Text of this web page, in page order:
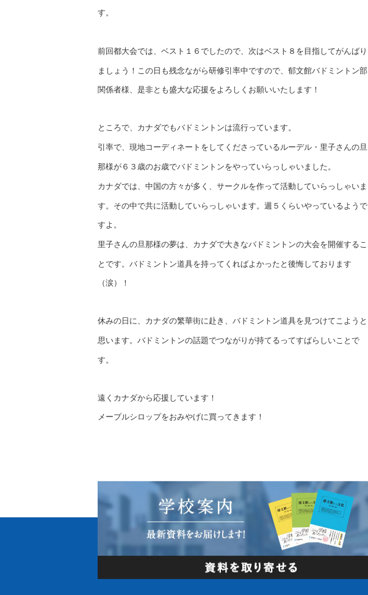
す。
前回都大会では、ベスト１６でしたので、次はベスト８を目指してがんばり
ましょう！ この日も残念ながら研修引率中ですので、郁文館バドミントン部
関係者様、是非とも盛大な応援をよろしくお願いいたします！
ところで、カナダでもバドミントンは流行っています。
引率で、現地コーディネートをしてくださっているルーデル・里子さんの旦
那様が６３歳のお歳でバドミントンをやっていらっしゃいました。
カナダでは、中国の方々が多く、サークルを作って活動していらっしゃいま
す。 その中で共に活動していらっしゃいます。週５くらいやっているようで
すよ。
里子さんの旦那様の夢は、カナダで大きなバドミントンの大会を開催するこ
とです。 バドミントン道具を持ってくればよかったと後悔しております
（涙）！
休みの日に、カナダの繁華街に赴き、バドミントン道具を見つけてこようと
思います。バドミントンの話題でつながりが持てるってすばらしいことで
す。
遠くカナダから応援しています！
メープルシロップをおみやげに買ってきます！